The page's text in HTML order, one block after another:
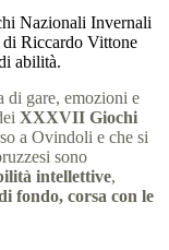
Nazionali Invernali
di Riccardo Vittone
abilità.
di gare, emozioni e
XXXVII Giochi
a Ovindoli e che si
sono
intellettive,
fondo, corsa con le